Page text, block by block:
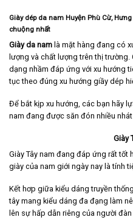
Giày dép da nam Huyện Phù Cừ, Hưng
chuộng nhất
Giày da nam là mặt hàng đang có
lượng và chất lượng trên thị
dạng nhầm đáp ứng với xu hướng
tục theo đúng xu hướng giầy dép
Để bắt kịp xu hướng, các bạn hãy
nam đang được săn đón nhiều nhát
Giày
Giày Tây nam đang đáp ứng rất tốt
giày của nam giới ngày nay là tính
Kết hơp giữa kiểu dáng truyền
tây mang kiểu dáng đa đạng làm
lên sự hấp dẫn riêng của người đàn